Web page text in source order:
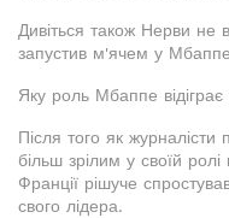
Дивіться також Нерви не
запустив м'ячем у
Яку роль Мбаппе відіграє
Після того як журналісти
більш зрілим у своїй ролі
Франції рішуче
свого лідера.